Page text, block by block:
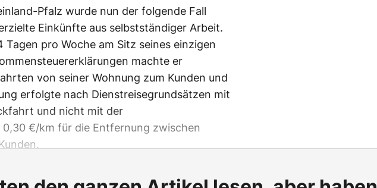
Pfalz wurde nun der folgende Fall
Einkünfte aus selbstständiger Arbeit.
Tagen pro Woche am Sitz seines einzigen
machte er
von seiner Wohnung zum Kunden und
erfolgte nach Dienstreisegrundsätzen mit
und nicht mit der
€/km für die Entfernung zwischen